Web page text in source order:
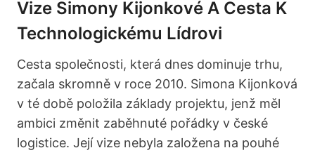
Vize Simony Kijonkové A Cesta K
Technologickému Lídrovi
Cesta společnosti, která dnes dominuje trhu,
začala skromně v roce 2010. Simona Kijonková
v té době položila základy projektu, jenž měl
ambici změnit zaběhnuté pořádky v české
logistice. Její vize nebyla založena na pouhé